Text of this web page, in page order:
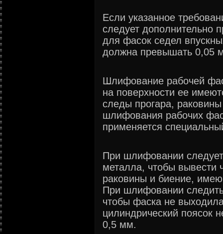
Если указанное
следует дополнительно
для фасок седел
должна превышать 0,05
Шлифование рабочей
на поверхности ее
следы прогара,
шлифования рабочих
применяется
При шлифовании
металла, чтобы вывести
раковины и биение,
При шлифовании
чтобы фаска не
цилиндрический поясок
0,5 мм.